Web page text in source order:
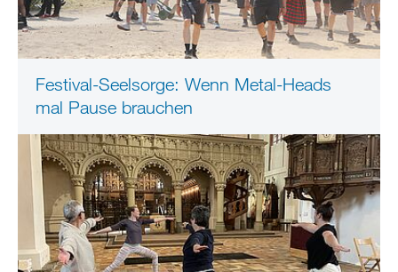
Festival-Seelsorge: Wenn Metal-Heads
mal Pause brauchen